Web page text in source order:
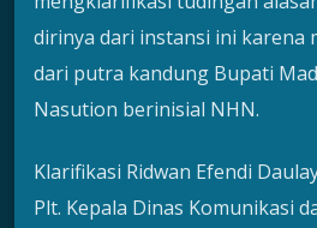
dirinya dari instansi ini karena
dari putra kandung Bupati
Nasution berinisial NHN.
Klarifikasi Ridwan Efendi
Plt. Kepala Dinas Komunikasi